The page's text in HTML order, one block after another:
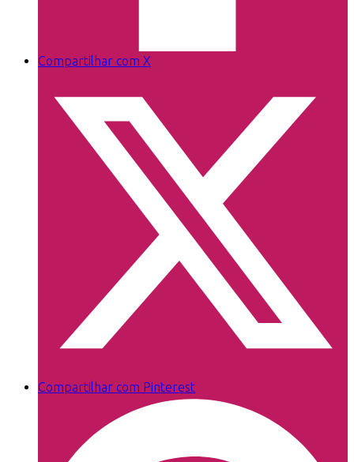
Compartilhar com X
Compartilhar com Pinterest